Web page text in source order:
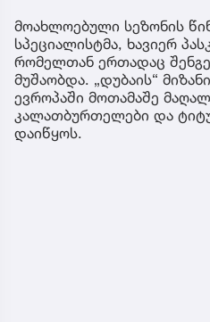
მოახლოებული სეზონის
სპეციალისტმა, ხავიერ
რომელთან ერთადაც
მუშაობდა. „დუბაის“
ევროპაში მოთამაშე
კალათბურთელები და
დაიწყოს.